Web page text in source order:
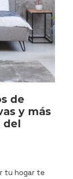
de
y más
del
tu hogar te